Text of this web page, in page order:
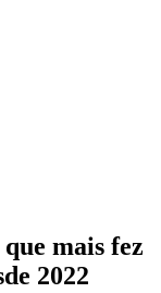
mais fez
2022